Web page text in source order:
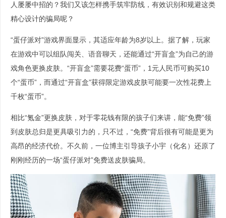
人屡屡中招的？我们又该怎样携手筑牢防线，有效识别和规避这类
精心设计的骗局呢？
“蛋仔派对”游戏界面显示，其适应年龄为8岁以上。据了解，玩家
在游戏中可以组队闯关、语音聊天，还能通过“开盲盒”为自己的游
戏角色更换皮肤。“开盲盒”需要花费“蛋币”，1元人民币可购买10
个“蛋币”，而通过“开盲盒”获得限定游戏皮肤可能要一次性花费上
千枚“蛋币”。
相比“氪金”更换皮肤，对于零花钱有限的孩子们来讲，能“免费”领
到皮肤总归是更具吸引力的，只不过，“免费”背后很有可能是更为
高昂的经济代价。不久前，一位博主引导孩子小宇（化名）还原了
刚刚经历的一场“蛋仔派对”免费送皮肤骗局。